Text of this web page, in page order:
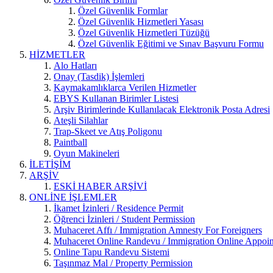
Özel Güvenlik Formlar
Özel Güvenlik Hizmetleri Yasası
Özel Güvenlik Hizmetleri Tüzüğü
Özel Güvenlik Eğitimi ve Sınav Başvuru Formu
HİZMETLER
Alo Hatları
Onay (Tasdik) İşlemleri
Kaymakamlıklarca Verilen Hizmetler
EBYS Kullanan Birimler Listesi
Arşiv Birimlerinde Kullanılacak Elektronik Posta Adresi
Ateşli Silahlar
Trap-Skeet ve Atış Poligonu
Paintball
Oyun Makineleri
İLETİŞİM
ARŞİV
ESKİ HABER ARŞİVİ
ONLİNE İŞLEMLER
İkamet İzinleri / Residence Permit
Öğrenci İzinleri / Student Permission
Muhaceret Affı / Immigration Amnesty For Foreigners
Muhaceret Online Randevu / Immigration Online
Online Tapu Randevu Sistemi
Taşınmaz Mal / Property Permission